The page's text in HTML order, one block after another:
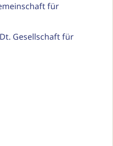
für
Gesellschaft für